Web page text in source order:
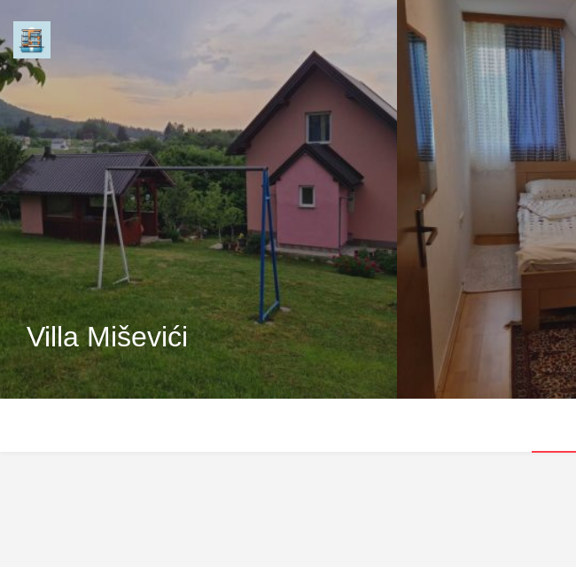
Villa Miševići